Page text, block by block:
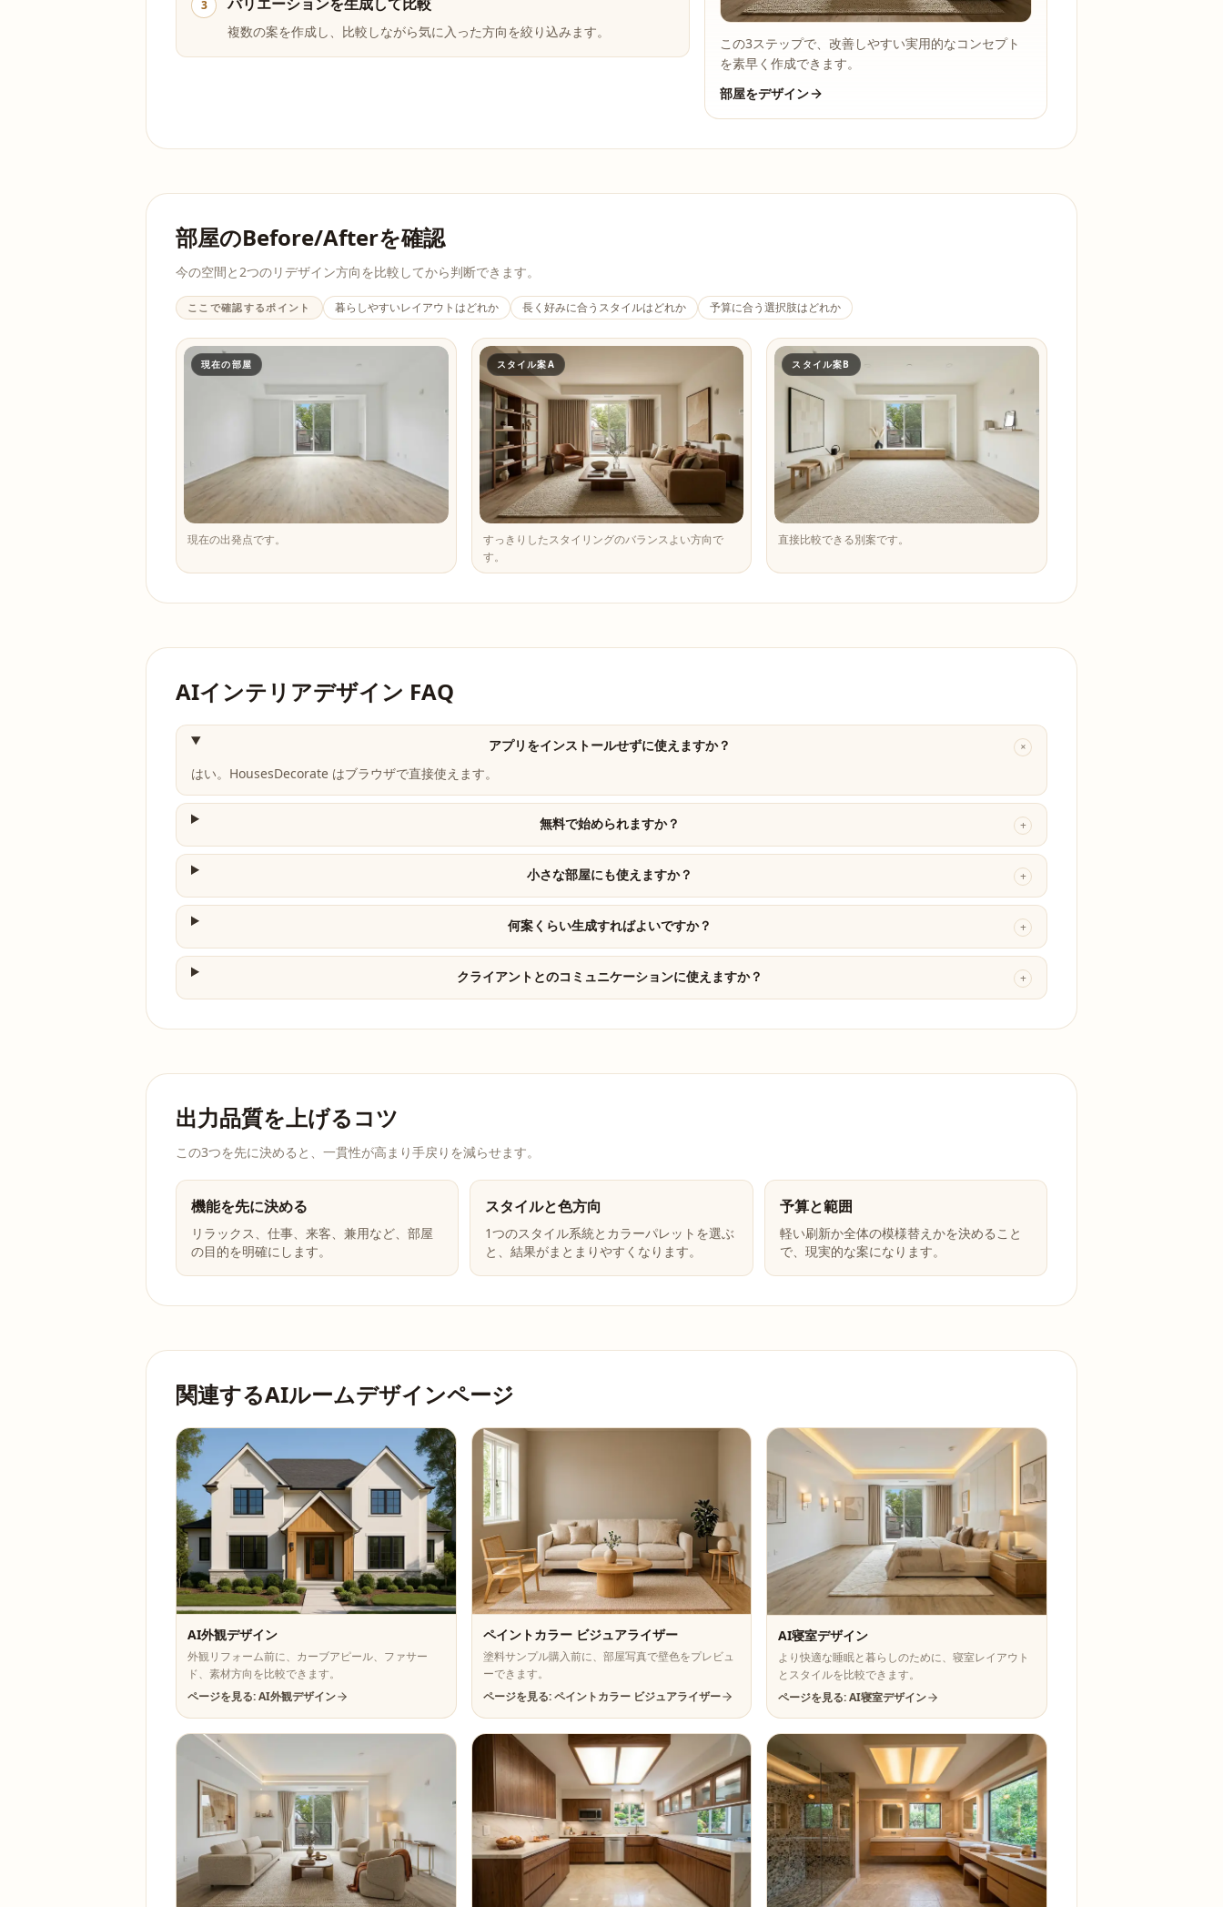
3
複数の案を作成し、比較しながら気に入った方向を絞り込みます。
この3ステップで、改善しやすい実用的なコンセプト
を素早く作成できます。
部屋をデザイン
部屋のBefore/Afterを確認
今の空間と2つのリデザイン方向を比較してから判断できます。
ここで確認するポイント 暮らしやすいレイアウトはどれか 長く好みに合うスタイルはどれか 予算に合う選択肢はどれか
現在の部屋
現在の出発点です。
スタイル案A
すっきりしたスタイリングのバランスよい方向で
す。
スタイル案B
直接比較できる別案です。
AIインテリアデザイン FAQ
アプリをインストールせずに使えますか？ +
はい。HousesDecorate はブラウザで直接使えます。
無料で始められますか？ +
小さな部屋にも使えますか？ +
何案くらい生成すればよいですか？ +
クライアントとのコミュニケーションに使えますか？ +
出力品質を上げるコツ
この3つを先に決めると、一貫性が高まり手戻りを減らせます。
機能を先に決める
リラックス、仕事、来客、兼用など、部屋
の目的を明確にします。
スタイルと色方向
1つのスタイル系統とカラーパレットを選ぶ
と、結果がまとまりやすくなります。
予算と範囲
軽い刷新か全体の模様替えかを決めること
で、現実的な案になります。
関連するAIルームデザインページ
AI外観デザイン
外観リフォーム前に、カーブアピール、ファサー
ド、素材方向を比較できます。
ページを見る: AI外観デザイン
ペイントカラー ビジュアライザー
塗料サンプル購入前に、部屋写真で壁色をプレビュ
ーできます。
ページを見る: ペイントカラー ビジュアライザー
AI寝室デザイン
より快適な睡眠と暮らしのために、寝室レイアウト
とスタイルを比較できます。
ページを見る: AI寝室デザイン